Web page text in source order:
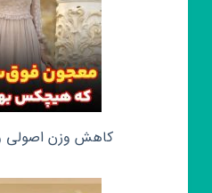
کاهش وزن اصولی